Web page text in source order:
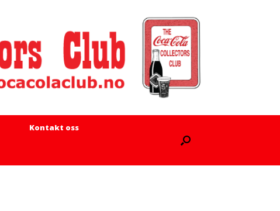
Kontakt oss